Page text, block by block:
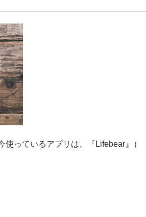
っているアプリは、『Lifebear』）